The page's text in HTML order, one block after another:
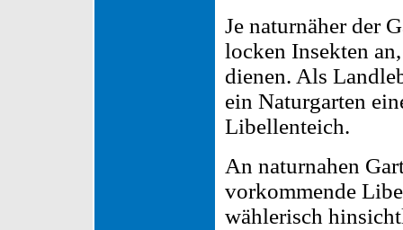
Je naturnäher der
locken Insekten
dienen. Als
ein Naturgarten
Libellenteich.
An naturnahen
vorkommende
wählerisch